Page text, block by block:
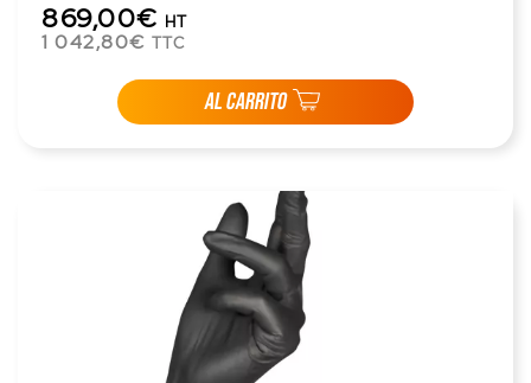
869,00€ HT
1 042,80€ TTC
AL CARRITO